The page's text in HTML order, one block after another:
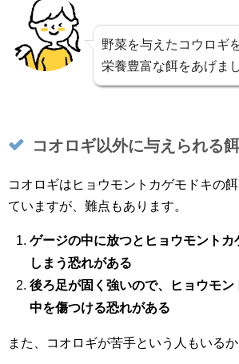
野菜を与えたコウロギ
栄養豊富な餌をあげま
コオロギ以外に与えられる
コオロギはヒョウモントカゲモドキの
ていますが、難点もあります。
ゲージの中に放つとヒョウモントカ
しまう恐れがある
後ろ足が固く強いので、ヒョウモ
中を傷つける恐れがある
また、コオロギが苦手という人もいるか